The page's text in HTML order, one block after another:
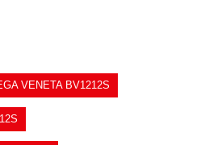
VENETA BV1212S